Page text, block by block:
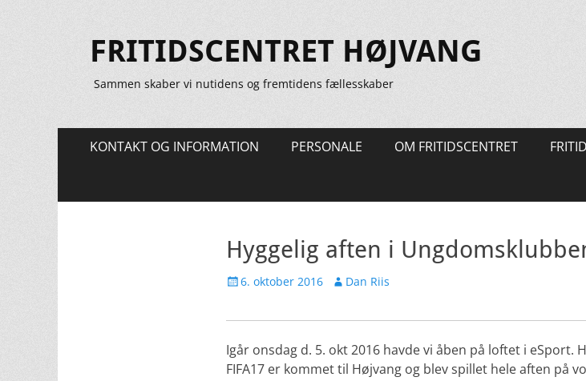
FRITIDSCENTRET HØJVANG
Sammen skaber vi nutidens og fremtidens fællesskaber
Primær
KONTAKT OG INFORMATION PERSONALE OM FRITIDSCENTRET
Hyggelig aften i
Udgivet
6. oktober 2016 Forfatter
Dan Riis
Igår onsdag d. 5. okt 2016 havde vi åben på loftet i eSport.
FIFA17 er kommet til Højvang og blev spillet hele aften på